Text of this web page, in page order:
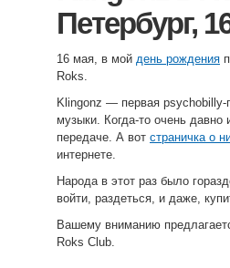
Петербург,
16 мая, в мой день рождения
Roks.
Klingonz — первая
музыки. Когда-то очень давно
передаче. А вот страничка о
интернете.
Народа в этот раз было
войти, раздеться, и даже,
Вашему вниманию
Roks Club.